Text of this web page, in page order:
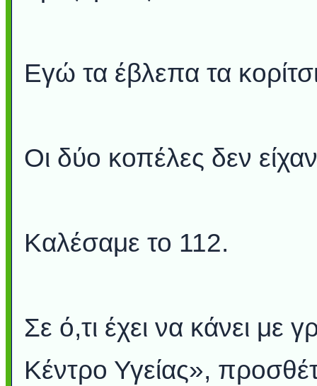
Εγώ τα έβλεπα τα
Οι δύο κοπέλες δεν
Καλέσαμε το 112.
Σε ό,τι έχει να κάνει με
Κέντρο Υγείας»,